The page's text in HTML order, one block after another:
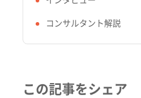
コンサルタント解説
この記事をシェア